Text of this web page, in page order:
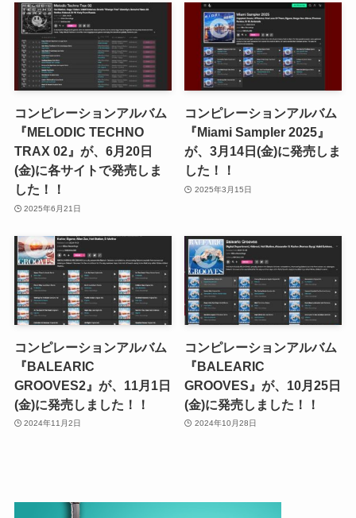
コンピレーションアルバム
『MELODIC TECHNO
TRAX 02』が、6月20日
(金)に各サイトで発売しま
した！！
2025年6月21日
コンピレーションアルバム
『Miami Sampler 2025』
が、3月14日(金)に発売しま
した！！
2025年3月15日
コンピレーションアルバム
『BALEARIC
GROOVES2』が、11月1日
(金)に発売しました！！
2024年11月2日
コンピレーションアルバム
『BALEARIC
GROOVES』が、10月25日
(金)に発売しました！！
2024年10月28日